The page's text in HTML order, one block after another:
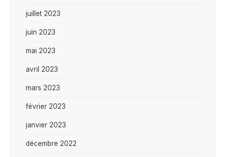
juillet 2023
juin 2023
mai 2023
avril 2023
mars 2023
février 2023
janvier 2023
décembre 2022